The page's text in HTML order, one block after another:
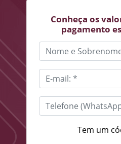
Conheça os
pagamento
Tem um